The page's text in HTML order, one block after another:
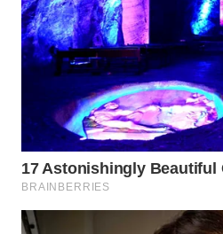
WN
LABUHANBATU
WN
TAPANULI
TENGAH
SERDANG